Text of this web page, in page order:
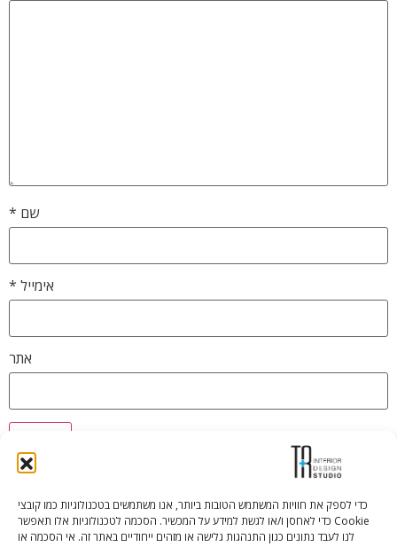
כדי לספק את חוויות המשתמש הטובות ביותר, אנו משתמשים בטכנולוגיות כמו קובצי
Cookie כדי לאחסן ו/או לגשת למידע על המכשיר. הסכמה לטכנולוגיות אלו תאפשר
לנו לעבד נתונים כגון התנהגות גלישה או מזהים ייחודיים באתר זה. אי הסכמה או
שם *
אימייל *
אתר
Tali Shenfeld:052.620.2446